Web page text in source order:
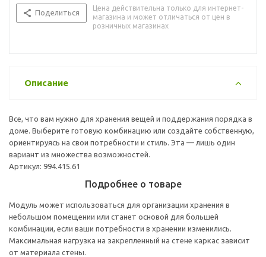
Поделиться
Цена действительна только для интернет-
магазина и может отличаться от цен в
розничных магазинах
Описание
Все, что вам нужно для хранения вещей и поддержания порядка в
доме. Выберите готовую комбинацию или создайте собственную,
ориентируясь на свои потребности и стиль. Эта — лишь один
вариант из множества возможностей.
Артикул: 994.415.61
Подробнее о товаре
Модуль может использоваться для организации хранения в
небольшом помещении или станет основой для большей
комбинации, если ваши потребности в хранении изменились.
Максимальная нагрузка на закрепленный на стене каркас зависит
от материала стены.